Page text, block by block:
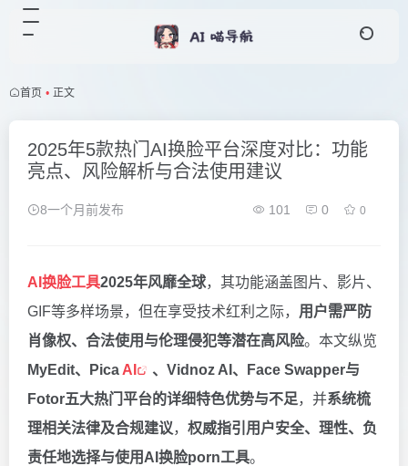
首页 • 正文
2025年5款热门AI换脸平台深度对比：功能
亮点、风险解析与合法使用建议
8一个月前发布 101 0 0
AI换脸工具2025年风靡全球，其功能涵盖图片、影片、
GIF等多样场景，但在享受技术红利之际， 用户需严防
肖像权、合法使用与伦理侵犯等潜在高风险。本文纵览
MyEdit、Pica AI
、Vidnoz AI、Face Swapper与
Fotor五大热门平台的详细特色优势与不足，并系统梳
理相关法律及合规建议， 权威指引用户安全、理性、负
责任地选择与使用AI换脸porn工具。